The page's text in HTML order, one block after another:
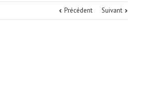
Précédent Suivant